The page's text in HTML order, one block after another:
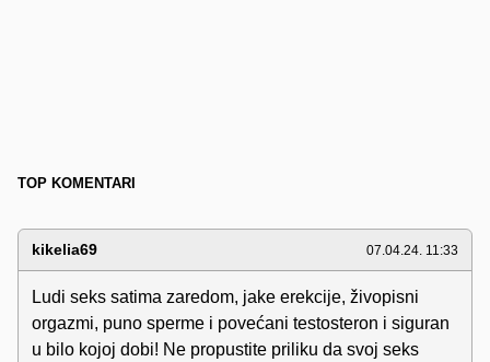
TOP KOMENTARI
kikelia69 07.04.24. 11:33
Ludi seks satima zaredom, jake erekcije, živopisni
orgazmi, puno sperme i povećani testosteron i siguran
u bilo kojoj dobi! Ne propustite priliku da svoj seks